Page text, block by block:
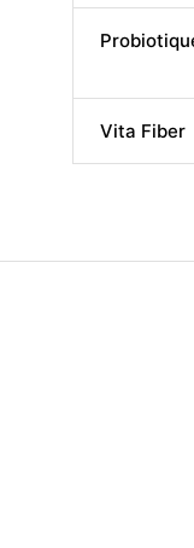
Vita Fiber